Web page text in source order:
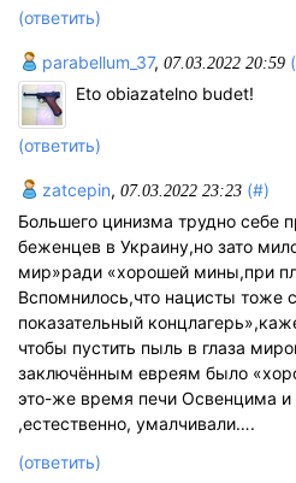
(ответить)
parabellum_37, 07.03.2022 20:59
Eto obiazatelno budet!
(ответить)
zatcepin, 07.03.2022 23:23 (#)
Большего цинизма трудно себе
беженцев в Украину,но зато
мир»ради «хорошей мины,при
Вспомнилось,что нацисты тоже
показательный
чтобы пустить пыль в глаза
заключённым евреям было
это-же время печи Освенцима и
,естественно, умалчивали….
(ответить)